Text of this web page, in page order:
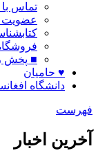
تماس با
عضویت
■ پخش
♥ حامیان
دانشگاه
فهرست
آخرین اخبار